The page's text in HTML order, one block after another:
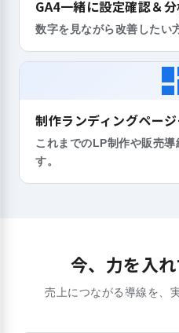
GA4一緒に設定確認＆
数字を見ながら改善したい
制作ランディングペー
これまでのLP制作や販売
す。
今、力を入
売上につながる導線を、